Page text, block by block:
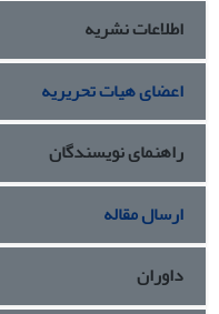
2) اخلاق هوش مصنوعی
مصنوعی (شامل
تحلیل هوش مصنوعی و
اطلاعات نشریه
اعضای هیات تحریریه
راهنمای نویسندگان
ارسال مقاله
داوران